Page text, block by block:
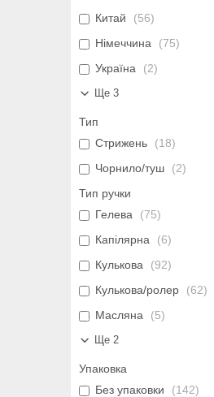
Китай
56
Німеччина
75
Україна
2
Ще 3
Тип
Стрижень
18
Чорнило/туш
2
Тип ручки
Гелева
75
Капілярна
6
Кулькова
92
Кулькова/ролер
62
Масляна
5
Ще 2
Упаковка
Без упаковки
142